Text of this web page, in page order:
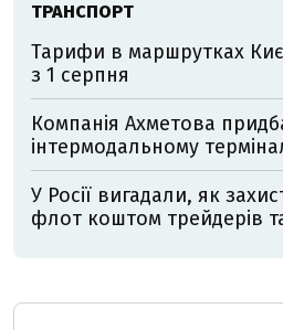
ТРАНСПОРТ
Тарифи в маршрутках
з 1 серпня
Компанія Ахметова
інтермодальному
У Росії вигадали, як
флот коштом трейдерів